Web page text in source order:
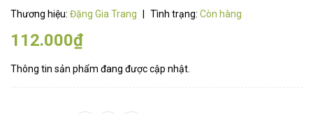
Thương hiệu: Đặng Gia Trang Tình trạng: Còn hàng
112.000₫
Thông tin sản phẩm đang được cập nhật.